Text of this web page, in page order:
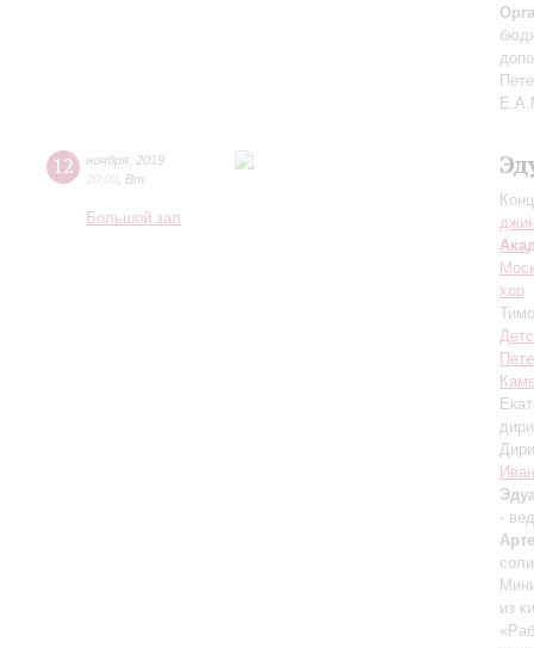
12 ноября 2019
20:00 Вт
Большой зал
хор
-
из